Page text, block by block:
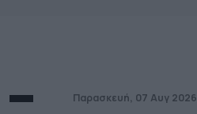
Παρασκευή, 07 Αυγ 2026